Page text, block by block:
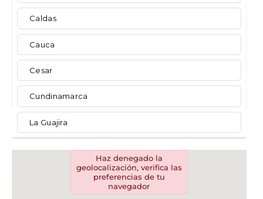
Caldas
Cauca
Cesar
Cundinamarca
La Guajira
Nariño
Norte de Santander